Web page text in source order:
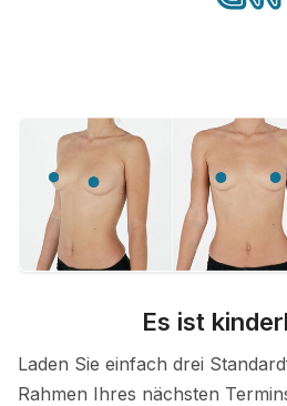
Es ist
Laden Sie einfach drei
Rahmen Ihres nächsten